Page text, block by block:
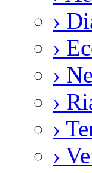
›
›
›
›
›
›